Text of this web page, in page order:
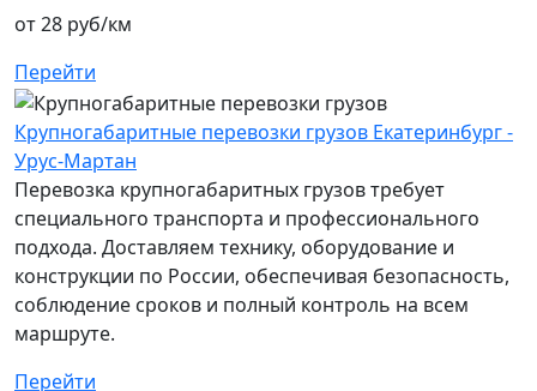
от 28 руб/км
Перейти
Крупногабаритные перевозки грузов Екатеринбург -
Урус-Мартан
Перевозка крупногабаритных грузов требует
специального транспорта и профессионального
подхода. Доставляем технику, оборудование и
конструкции по России, обеспечивая безопасность,
соблюдение сроков и полный контроль на всем
маршруте.
Перейти